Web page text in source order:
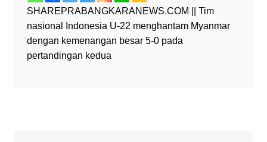
SHAREPRABANGKARANEWS.COM || Tim
nasional Indonesia U-22 menghantam Myanmar
dengan kemenangan besar 5-0 pada
pertandingan kedua